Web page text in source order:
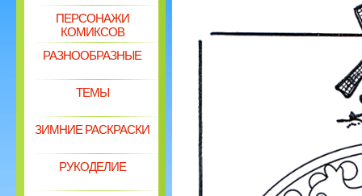
ПЕРСОНАЖИ
КОМИКСОВ
РАЗНООБРАЗНЫЕ
ТЕМЫ
ЗИМНИЕ РАСКРАСКИ
РУКОДЕЛИЕ